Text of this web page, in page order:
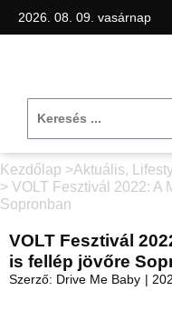
2026. 08. 09. vasárnap
Kezdőlap >Aktuális,
> VOLT Fesztivál 2022: A
Sopronban
VOLT Fesztivál
is fellép jövőre
Szerző: Drive Me Baby |